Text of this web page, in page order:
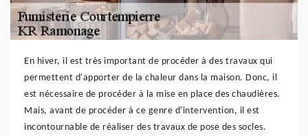
En hiver, il est très important de procéder à des travaux qui
permettent d'apporter de la chaleur dans la maison. Donc, il
est nécessaire de procéder à la mise en place des chaudières.
Mais, avant de procéder à ce genre d'intervention, il est
incontournable de réaliser des travaux de pose des socles.